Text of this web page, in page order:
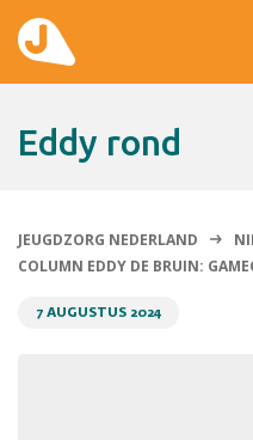
Hier zetten wij ons voor in
eddy rond
JEUGDZORG NEDERLAND
COLUMN EDDY DE BRUIN:
7 AUGUSTUS 2024